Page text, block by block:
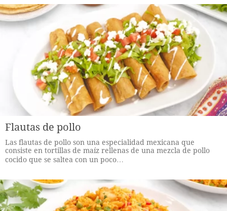
Flautas de pollo
Las flautas de pollo son una especialidad mexicana que
consiste en tortillas de maíz rellenas de una mezcla de pollo
cocido que se saltea con un poco…